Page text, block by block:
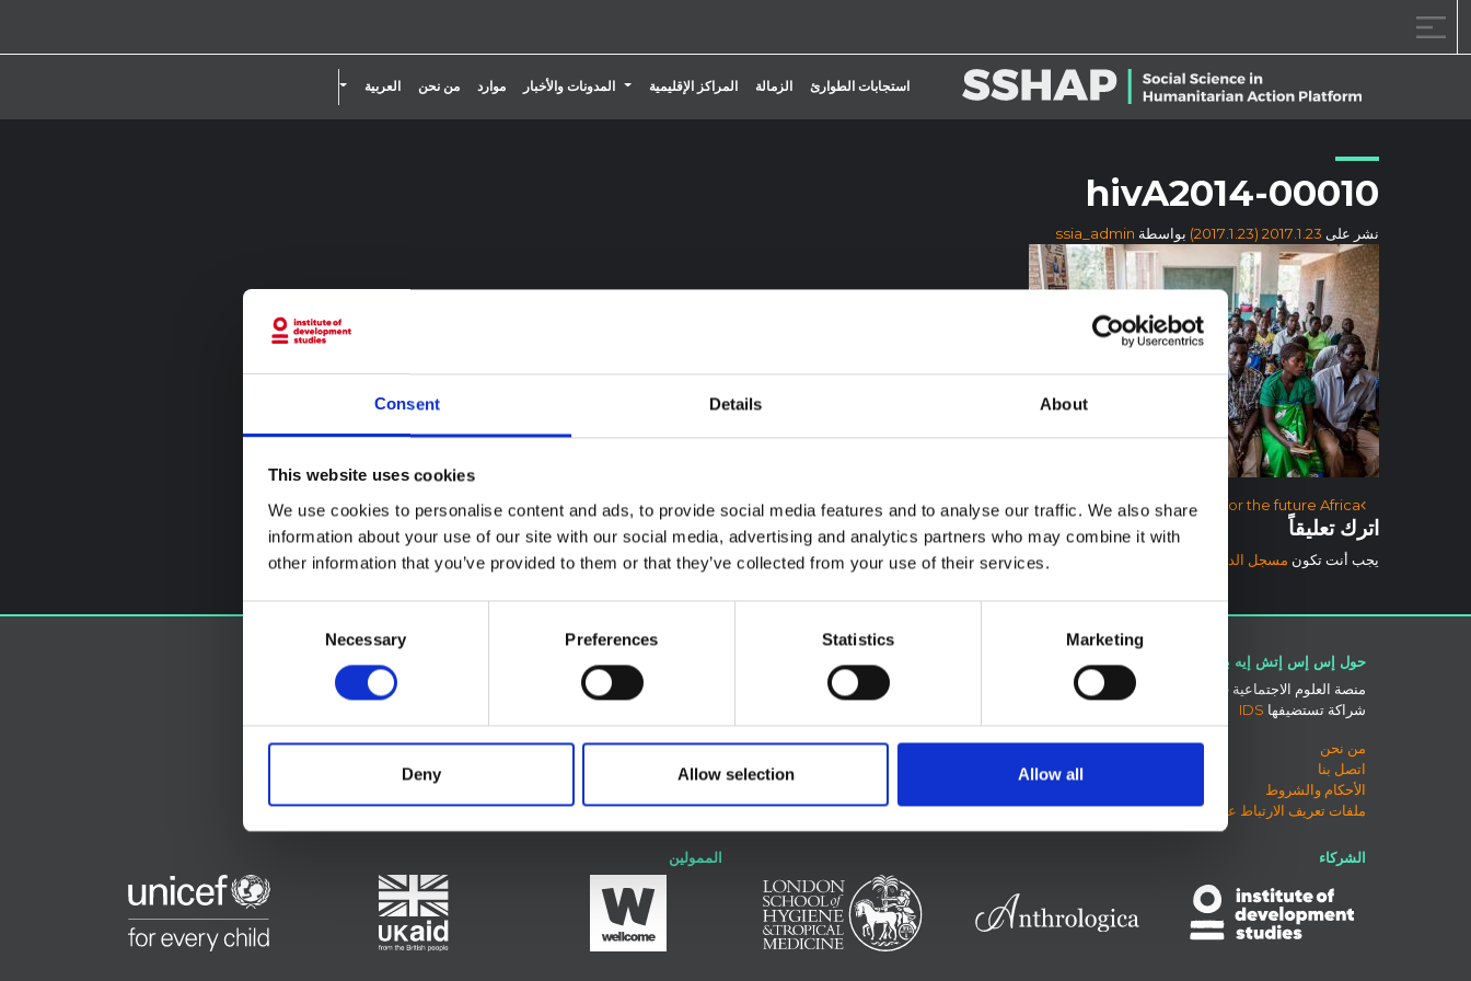
Consent Details About
This website uses cookies
We use cookies to personalise content and ads, to provide social media features and to analyse our traffic. We also share
information about your use of our site with our social media, advertising and analytics partners who may combine it with
other information that you’ve provided to them or that they’ve collected from your use of their services.
Consent
Necessary Preferences Statistics Marketing
Deny Allow selection Allow all
استجابات الطوارئ الزمالة المراكز الإقليمية
تبديل القائمة المنسدلة
المدونات والأخبار موارد من نحن العربية
hivA2014-00010
نشر على 2017.1.23
(2017.1.23) بواسطة ssia_admin
آخر الملاحة
Infectious diseases: preparing for the future Africa
اترك تعليقاً
يجب أنت تكون مسجل الدخول
حول إس إس إتش إيه بي
منصة العلوم الاجتماعية في العمل الإنساني هي
شراكة تستضيفها IDS
من نحن
اتصل بنا
الأحكام والشروط
ملفات تعريف الارتباط على هذا الموقع
إكس
الشركاء الممولين